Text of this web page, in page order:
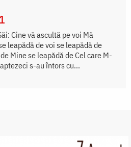
Cine vă ascultă pe voi Mă
leapădă de voi se leapădă de
Mine se leapădă de Cel care M-
s-au întors cu...